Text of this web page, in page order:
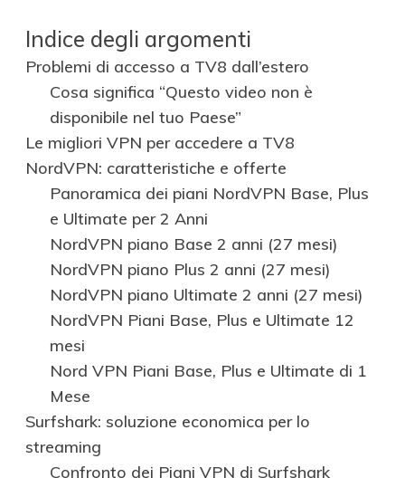
Indice degli argomenti
Problemi di accesso a TV8 dall’estero
Cosa significa “Questo video non è
disponibile nel tuo Paese”
Le migliori VPN per accedere a TV8
NordVPN: caratteristiche e offerte
Panoramica dei piani NordVPN Base, Plus
e Ultimate per 2 Anni
NordVPN piano Base 2 anni (27 mesi)
NordVPN piano Plus 2 anni (27 mesi)
NordVPN piano Ultimate 2 anni (27 mesi)
NordVPN Piani Base, Plus e Ultimate 12
mesi
Nord VPN Piani Base, Plus e Ultimate di 1
Mese
Surfshark: soluzione economica per lo
streaming
Confronto dei Piani VPN di Surfshark